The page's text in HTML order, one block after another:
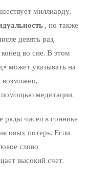
миллиарду,
, но также
девять раз,
во сне. В этом
может указывать на
возможно,
помощью медитации.
ряды чисел в соннике
потерь. Если
слово
высокий счет.